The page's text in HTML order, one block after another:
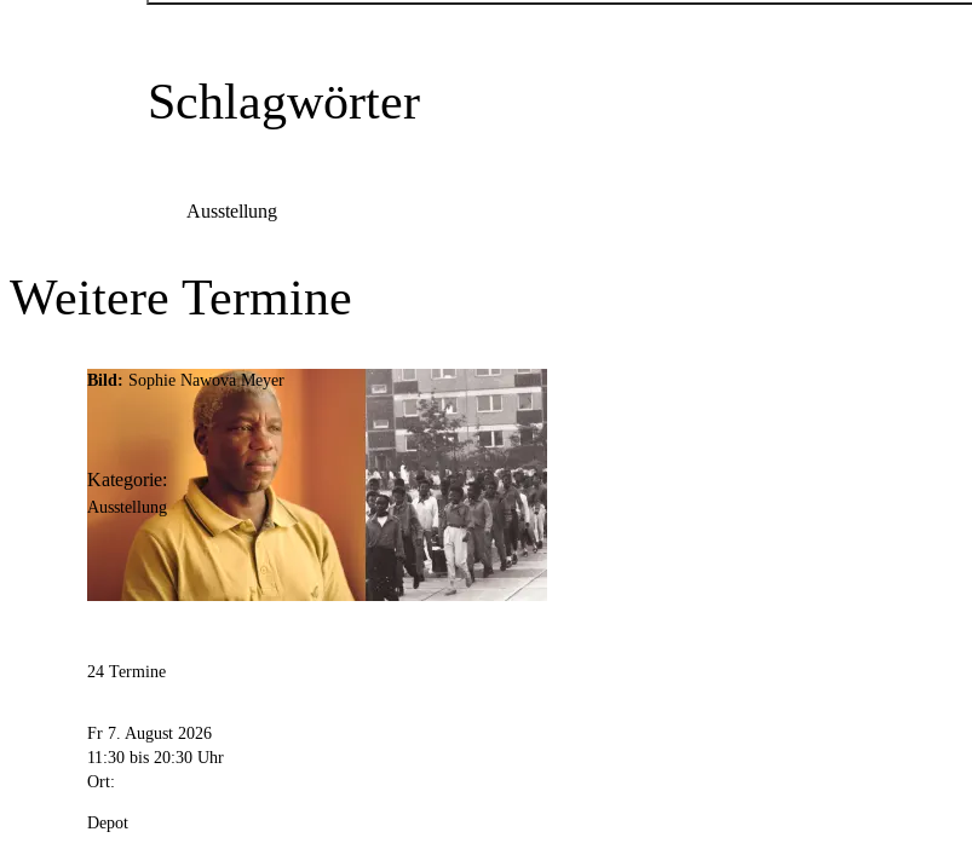
E-Mail-Adresse
depot@depotdortmund.de
Depot e.V.
44147 Dortmund
Schlagwörter
Ausstellung
Weitere Termine
Bild: Sophie Nawova Meyer
Kategorie:
Ausstellung
24 Termine
Fr 7. August 2026
11:30 bis 20:30 Uhr
Ort:
Depot